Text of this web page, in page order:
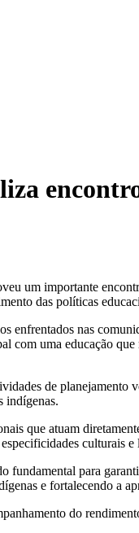
um importante
das políticas
nas
uma educação
de
indígenas.
que atuam
para
e fortalecendo a
do